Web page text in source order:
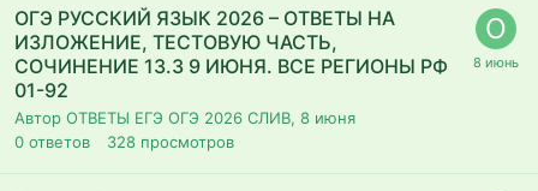
ОГЭ РУССКИЙ ЯЗЫК 2026 – ОТВЕТЫ НА
ИЗЛОЖЕНИЕ, ТЕСТОВУЮ ЧАСТЬ,
СОЧИНЕНИЕ 13.3 9 ИЮНЯ. ВСЕ РЕГИОНЫ РФ
01-92
Автор ОТВЕТЫ ЕГЭ ОГЭ 2026 СЛИВ, 8 июня
0 ответов 328 просмотров